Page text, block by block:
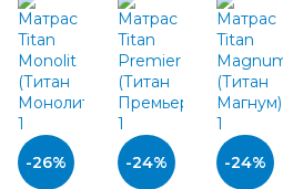
-26%
-24%
-24%